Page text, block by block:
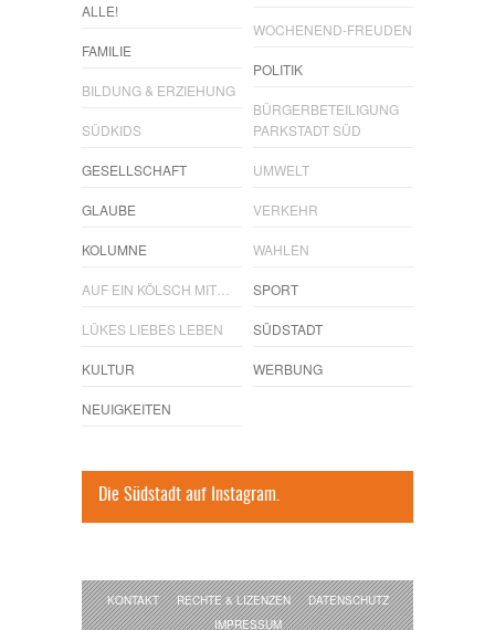
ALLE!
FAMILIE
BILDUNG & ERZIEHUNG
SÜDKIDS
GESELLSCHAFT
GLAUBE
KOLUMNE
AUF EIN KÖLSCH MIT…
LÜKES LIEBES LEBEN
KULTUR
NEUIGKEITEN
WOCHENEND-FREUDEN
POLITIK
BÜRGERBETEILIGUNG
PARKSTADT SÜD
UMWELT
VERKEHR
WAHLEN
SPORT
SÜDSTADT
WERBUNG
Die Südstadt auf Instagram.
KONTAKT RECHTE & LIZENZEN
DATENSCHUTZ
IMPRESSUM